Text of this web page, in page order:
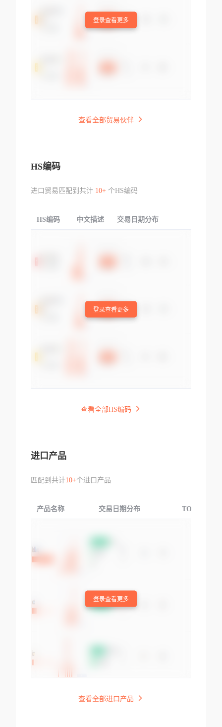
登录查看更多
查看全部贸易伙伴
HS编码
进口贸易匹配到共计 10+个HS编码
HS编码 中文描述 交易日期分布
登录查看更多
查看全部HS编码
进口产品
匹配到共计10+个进口产品
产品名称 交易日期分布 TOP3交易国
登录查看更多
查看全部进口产品